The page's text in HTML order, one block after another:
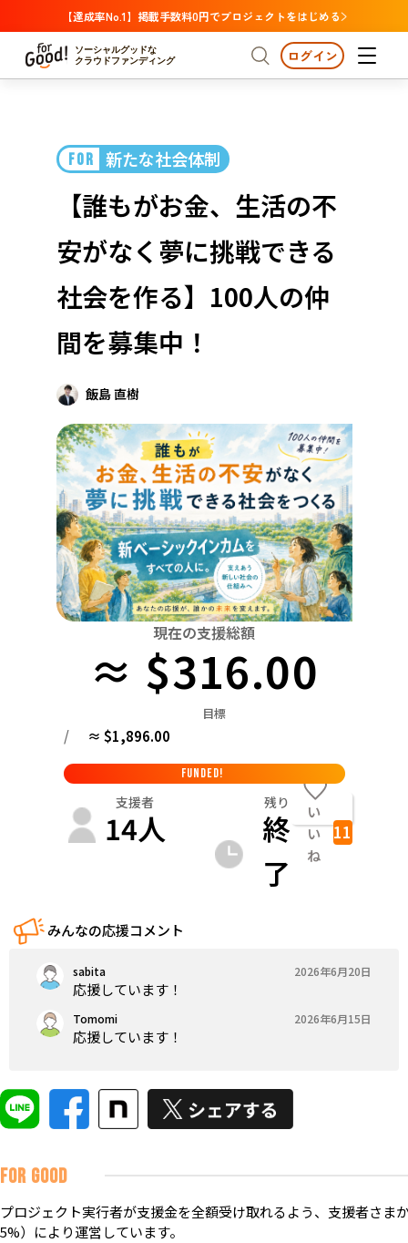
【達成率No.1】掲載手数料0円でプロジェクトをはじめる
ソーシャルグッドな
クラウドファンディング
プロジェクトからさがす
カテゴリーからさがす 国際協力
医療・福祉
人権・マイノリティ
中国
四国
九州・沖縄
注目 新着
支援金額が多い
支援人数が多い
終了日が近い
カテゴリーからさがす
国際協力 医療・福祉
子ども・教育
環境・エシカル
人権・マイノリティ
社会貢献
地域からさがす
北海道 青森
茨城 栃木 群馬 埼玉 千葉 東京
新潟 富山 石川 福井 山梨 長野
三重 滋賀 京都 大阪 兵庫 奈良
鳥取 島根 岡山 広島 山口
愛媛
長崎
ログイン
FOR 新たな社会体制
【誰もがお金、生活の不
安がなく夢に挑戦できる
社会を作る】100人の仲
間を募集中！
飯島 直樹
現在の支援総額
≈ $316.00
目標
/ ≈ $1,896.00
FUNDED!
支援者
14人
残り
終
了
い
い
ね
11
みんなの応援コメント
sabita 2026年6月20日
応援しています！
Tomomi 2026年6月15日
応援しています！
FOR GOOD
プロジェクト実行者が支援金を全額受け取れるよう、支援者さま
5%）により運営しています。